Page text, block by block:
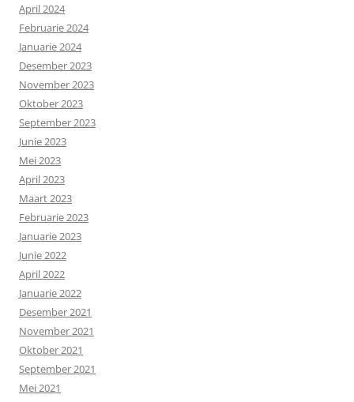
April 2024
Februarie 2024
Januarie 2024
Desember 2023
November 2023
Oktober 2023
September 2023
Junie 2023
Mei 2023
April 2023
Maart 2023
Februarie 2023
Januarie 2023
Junie 2022
April 2022
Januarie 2022
Desember 2021
November 2021
Oktober 2021
September 2021
Mei 2021